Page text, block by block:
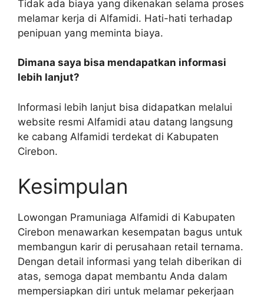
Tidak ada biaya yang dikenakan selama proses
melamar kerja di Alfamidi. Hati-hati terhadap
penipuan yang meminta biaya.
Dimana saya bisa mendapatkan informasi
lebih lanjut?
Informasi lebih lanjut bisa didapatkan melalui
website resmi Alfamidi atau datang langsung
ke cabang Alfamidi terdekat di Kabupaten
Cirebon.
Kesimpulan
Lowongan Pramuniaga Alfamidi di Kabupaten
Cirebon menawarkan kesempatan bagus untuk
membangun karir di perusahaan retail ternama.
Dengan detail informasi yang telah diberikan di
atas, semoga dapat membantu Anda dalam
mempersiapkan diri untuk melamar pekerjaan